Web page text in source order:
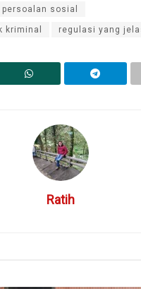
persoalan sosial
kriminal regulasi yang
Ratih